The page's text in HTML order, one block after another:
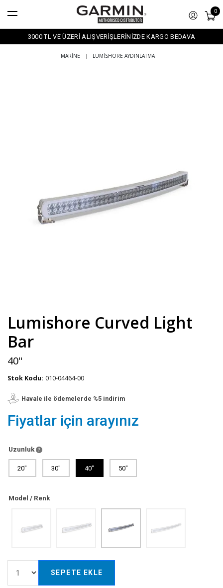
0
3000 TL VE ÜZERİ ALIŞVERİŞLERİNİZDE KARGO BEDAVA
MARINE | LUMISHORE AYDINLATMA
Lumishore Curved Light
Bar
40"
Stok Kodu: 010-04464-00
Havale ile ödemelerde %5 indirim
Fiyatlar için arayınız
Uzunluk
20" 30" 40" 50"
Model / Renk
SEPETE EKLE